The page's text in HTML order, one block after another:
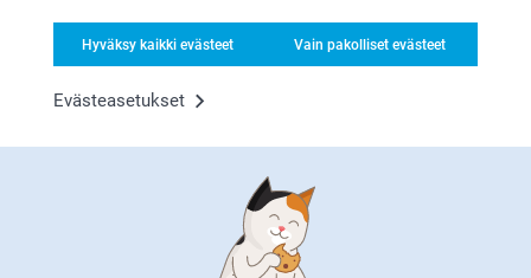
Hyväksy kaikki evästeet Vain pakolliset evästeet
Evästeasetukset
Bonusta kaikista tilauksista